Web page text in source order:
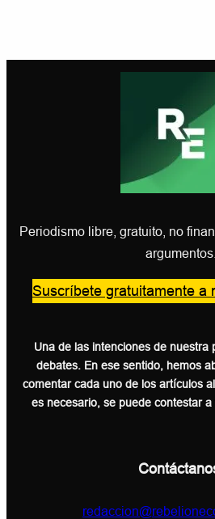
Periodismo libre, gratuito, no
argumentos.
Suscríbete gratuitamente a
Una de las intenciones de nuestra
debates. En ese sentido, hemos
comentar cada uno de los artículos
es necesario, se puede contestar